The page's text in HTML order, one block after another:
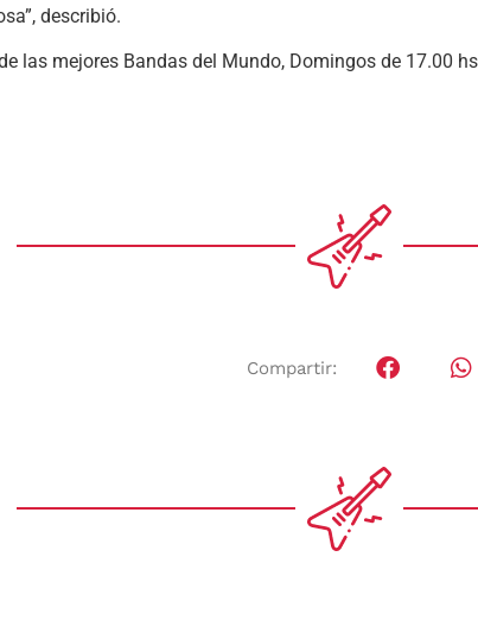
describió.
las mejores Bandas del Mundo, Domingos de 17.00
Compartir: